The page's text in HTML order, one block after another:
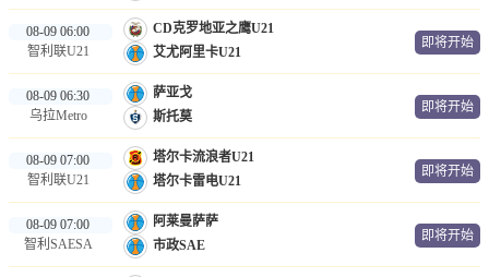
08-09 06:00
智利联U21
CD克罗地亚之鹰U21
艾尤阿里卡U21
即将开始
08-09 06:30
乌拉Metro
萨亚戈
斯托莫
即将开始
08-09 07:00
智利联U21
塔尔卡流浪者U21
塔尔卡雷电U21
即将开始
08-09 07:00
智利SAESA
阿莱曼萨萨
市政SAE
即将开始